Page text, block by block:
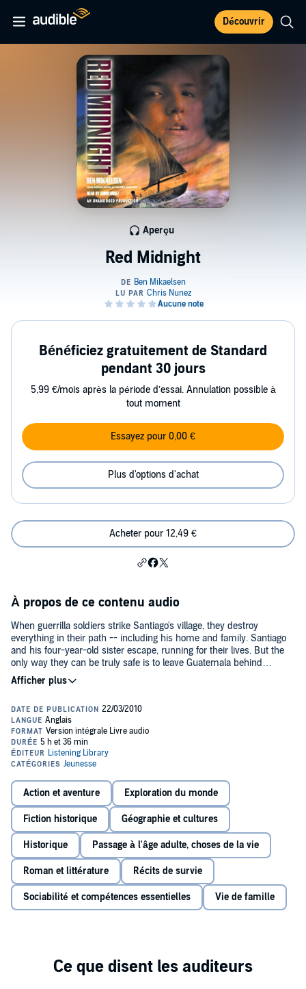
Découvrir
Red Midnight
Aperçu
Bénéficiez gratuitement de Standard
pendant 30 jours
5,99 €/mois après la période d’essai. Annulation possible à
tout moment
Essayez pour 0,00 €
Plus d'options d'achat
Acheter pour 12,49 €
À propos de ce contenu audio
When guerrilla soldiers strike Santiago's village, they destroy
everything in their path -- including his home and family. Santiago
and his four-year-old sister escape, running for their lives. But the
only way they can be truly safe is to leave Guatemala behind
forever. So Santiago and Angelina set sail in a sea kayak their Uncle
Ramos built while dreaming of his own escape. Sailing through
days of painful heat and raging storms, Santiago and Angelina face
an almost impossible voyage hundreds of miles across the open
ocean, heading for the hope of a new life in the United States.
Action et aventure Exploration du monde
Fiction historique Géographie et cultures
Historique Passage à l'âge adulte, choses de la vie
Roman et littérature Récits de survie
Sociabilité et compétences essentielles Vie de famille